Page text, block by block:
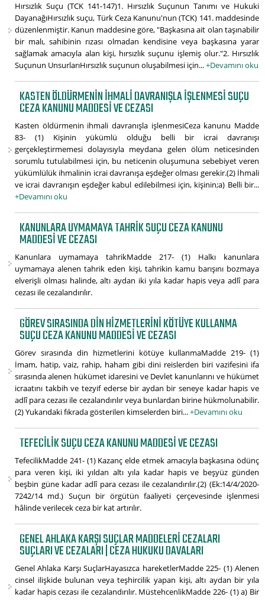
Hırsızlık Suçu (TCK 141-147)1. Hırsızlık Suçunun Tanımı ve Hukuki
DayanağıHırsızlık suçu, Türk Ceza Kanunu'nun (TCK) 141. maddesinde
düzenlenmiştir. Kanun maddesine göre, "Başkasına ait olan taşınabilir
bir malı, sahibinin rızası olmadan kendisine veya başkasına yarar
sağlamak amacıyla alan kişi, hırsızlık suçunu işlemiş olur."2. Hırsızlık
Suçunun UnsurlarıHırsızlık suçunun oluşabilmesi için...+Devamını oku
KASTEN ÖLDÜRMENIN IHMALI DAVRANIŞLA IŞLENMESI SUÇU
CEZA KANUNU MADDESI VE CEZASI
Kasten öldürmenin ihmali davranışla işlenmesiCeza kanunu Madde
83- (1) Kişinin yükümlü olduğu belli bir icrai davranışı
gerçekleştirmemesi dolayısıyla meydana gelen ölüm neticesinden
sorumlu tutulabilmesi için, bu neticenin oluşumuna sebebiyet veren
yükümlülük ihmalinin icrai davranışa eşdeğer olması gerekir.(2) İhmali
ve icrai davranışın eşdeğer kabul edilebilmesi için, kişinin;a) Belli bir...
+Devamını oku
KANUNLARA UYMAMAYA TAHRIK SUÇU CEZA KANUNU
MADDESI VE CEZASI
Kanunlara uymamaya tahrikMadde 217- (1) Halkı kanunlara
uymamaya alenen tahrik eden kişi, tahrikin kamu barışını bozmaya
elverişli olması halinde, altı aydan iki yıla kadar hapis veya adlî para
cezası ile cezalandırılır.
GÖREV SIRASINDA DIN HIZMETLERINI KÖTÜYE KULLANMA
SUÇU CEZA KANUNU MADDESI VE CEZASI
Görev sırasında din hizmetlerini kötüye kullanmaMadde 219- (1)
İmam, hatip, vaiz, rahip, haham gibi dini reislerden biri vazifesini ifa
sırasında alenen hükümet idaresini ve Devlet kanunlarını ve hükümet
icraatını takbih ve tezyif ederse bir aydan bir seneye kadar hapis ve
adlî para cezası ile cezalandırılır veya bunlardan birine hükmolunabilir.
(2) Yukarıdaki fıkrada gösterilen kimselerden biri...+Devamını oku
TEFECILIK SUÇU CEZA KANUNU MADDESI VE CEZASI
TefecilikMadde 241- (1) Kazanç elde etmek amacıyla başkasına ödünç
para veren kişi, iki yıldan altı yıla kadar hapis ve beşyüz günden
beşbin güne kadar adlî para cezası ile cezalandırılır.(2) (Ek:14/4/2020-
7242/14 md.) Suçun bir örgütün faaliyeti çerçevesinde işlenmesi
hâlinde verilecek ceza bir kat artırılır.
GENEL AHLAKA KARŞI SUÇLAR MADDELERI CEZALARI
SUÇLARI VE CEZALARI | CEZA HUKUKU DAVALARI
Genel Ahlaka Karşı SuçlarHayasızca hareketlerMadde 225- (1) Alenen
cinsel ilişkide bulunan veya teşhircilik yapan kişi, altı aydan bir yıla
kadar hapis cezası ile cezalandırılır. MüstehcenlikMadde 226- (1) a) Bir